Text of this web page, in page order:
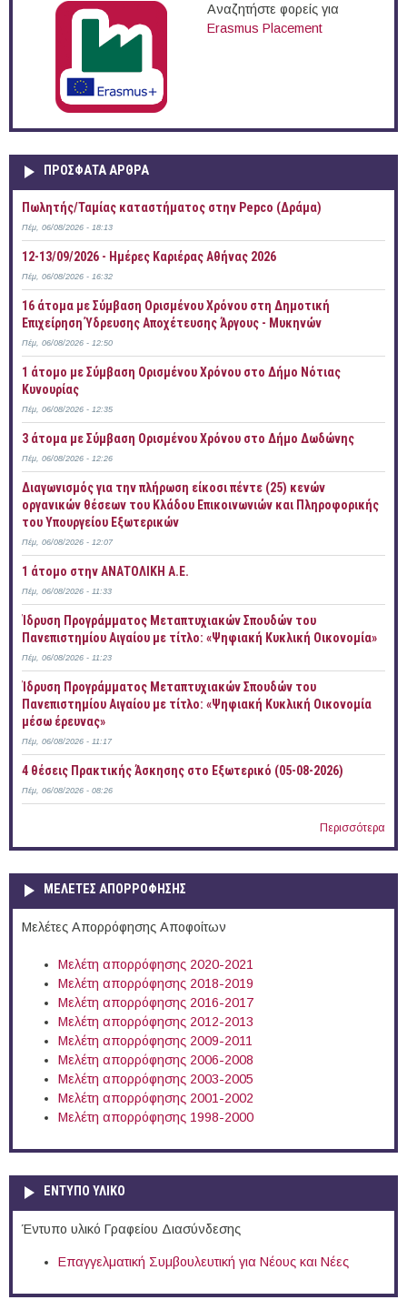
Αναζητήστε φορείς για
Erasmus Placement
ΠΡOΣΦΑΤΑ AΡΘΡΑ
Πωλητής/Ταμίας καταστήματος στην Pepco (Δράμα)
Πέμ, 06/08/2026 - 18:13
12-13/09/2026 - Ημέρες Καριέρας Αθήνας 2026
Πέμ, 06/08/2026 - 16:32
16 άτομα με Σύμβαση Ορισμένου Χρόνου στη Δημοτική
Επιχείρηση Ύδρευσης Αποχέτευσης Άργους - Μυκηνών
Πέμ, 06/08/2026 - 12:50
1 άτομο με Σύμβαση Ορισμένου Χρόνου στο Δήμο Νότιας
Κυνουρίας
Πέμ, 06/08/2026 - 12:35
3 άτομα με Σύμβαση Ορισμένου Χρόνου στο Δήμο Δωδώνης
Πέμ, 06/08/2026 - 12:26
Διαγωνισμός για την πλήρωση είκοσι πέντε (25) κενών
οργανικών θέσεων του Κλάδου Επικοινωνιών και Πληροφορικής
του Υπουργείου Εξωτερικών
Πέμ, 06/08/2026 - 12:07
1 άτομο στην ΑΝΑΤΟΛΙΚΗ Α.Ε.
Πέμ, 06/08/2026 - 11:33
Ίδρυση Προγράμματος Μεταπτυχιακών Σπουδών του
Πανεπιστημίου Αιγαίου με τίτλο: «Ψηφιακή Κυκλική Οικονομία»
Πέμ, 06/08/2026 - 11:23
Ίδρυση Προγράμματος Μεταπτυχιακών Σπουδών του
Πανεπιστημίου Αιγαίου με τίτλο: «Ψηφιακή Κυκλική Οικονομία
μέσω έρευνας»
Πέμ, 06/08/2026 - 11:17
4 θέσεις Πρακτικής Άσκησης στο Εξωτερικό (05-08-2026)
Πέμ, 06/08/2026 - 08:26
Περισσότερα
ΜΕΛΕΤΕΣ ΑΠΟΡΡΟΦΗΣΗΣ
Μελέτες Απορρόφησης Αποφοίτων
Μελέτη απορρόφησης 2020-2021
Μελέτη απορρόφησης 2018-2019
Μελέτη απορρόφησης 2016-2017
Μελέτη απορρόφησης 2012-2013
Μελέτη απορρόφησης 2009-2011
Μελέτη απορρόφησης 2006-2008
Μελέτη απορρόφησης 2003-2005
Μελέτη απορρόφησης 2001-2002
Μελέτη απορρόφησης 1998-2000
ΕΝΤΥΠΟ ΥΛΙΚΟ
Έντυπο υλικό Γραφείου Διασύνδεσης
Επαγγελματική Συμβουλευτική για Νέους και Νέες